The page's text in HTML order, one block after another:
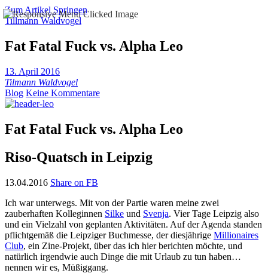
Zum Artikel Springen
Tillmann Waldvogel
Fat Fatal Fuck vs. Alpha Leo
13. April 2016
Tilmann Waldvogel
Blog Keine Kommentare
Fat Fatal Fuck vs. Alpha Leo
Riso-Quatsch in Leipzig
13.04.2016 Share on FB
Ich war unterwegs. Mit von der Partie waren meine zwei
zauberhaften Kolleginnen Silke und Svenja. Vier Tage Leipzig also
und ein Vielzahl von geplanten Aktivitäten. Auf der Agenda standen
pflichtgemäß die Leipziger Buchmesse, der diesjährige Millionaires
Club, ein Zine-Projekt, über das ich hier berichten möchte, und
natürlich irgendwie auch Dinge die mit Urlaub zu tun haben…
nennen wir es, Müßiggang.